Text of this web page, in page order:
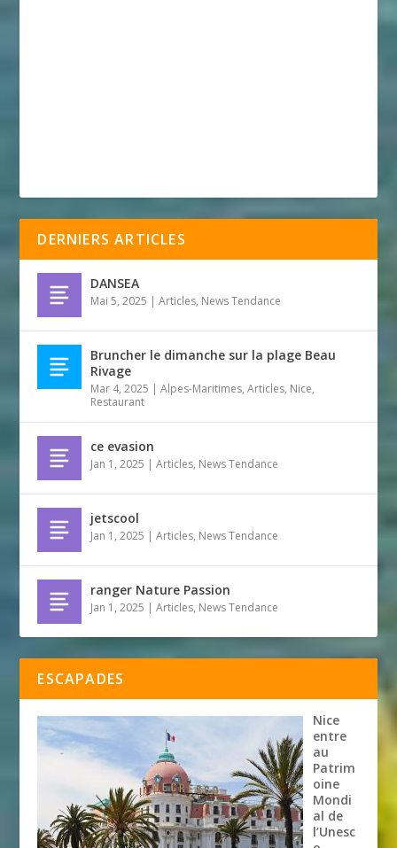
DERNIERS ARTICLES
DANSEA
Mai 5, 2025 |Articles, News Tendance
Bruncher le dimanche sur la plage Beau
Rivage
Mar 4, 2025 |Alpes-Maritimes,Articles, Nice,
Restaurant
ce evasion
Jan 1, 2025 |Articles, News Tendance
jetscool
Jan 1, 2025 |Articles, News Tendance
ranger Nature Passion
Jan 1, 2025 |Articles, News Tendance
ESCAPADES
Nice
entre
au
Patrim
oine
Mondi
al de
l’Unesc